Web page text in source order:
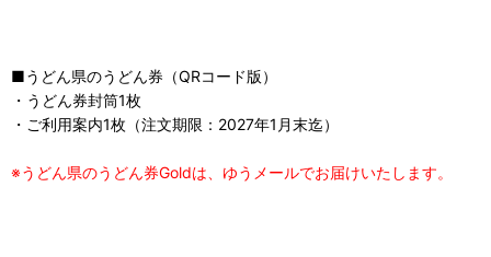
■うどん県のうどん券（QRコード版）
・うどん券封筒1枚
・ご利用案内1枚（注文期限：2027年1月末迄）
※うどん県のうどん券Goldは、ゆうメールでお届けいたします。